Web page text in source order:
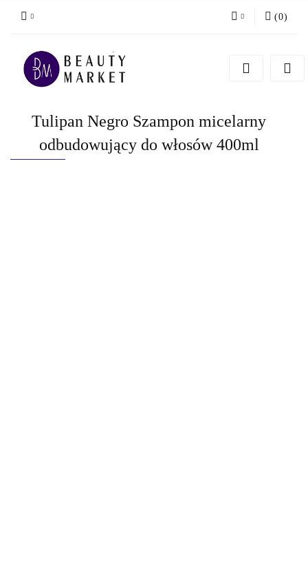
Zarejestruj się
(0)
Tulipan Negro Szampon micelarny
odbudowujący do włosów 400ml